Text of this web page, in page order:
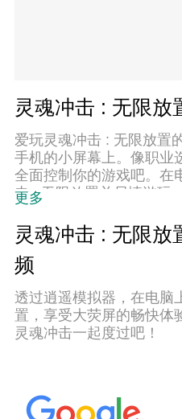
灵魂冲击 : 无限放
爱玩灵魂冲击 : 无限放置
手机的小屏幕上。像职业
全面控制你的游戏吧。在
击 : 无限放置并尽情游玩
电脑上游玩灵魂冲击 : 无
准备，完美的按键映射系
如电脑游戏；
更多
灵魂冲击 : 无限放
频
透过逍遥模拟器，在电脑
置，享受大荧屏的畅快体
灵魂冲击一起度过吧！